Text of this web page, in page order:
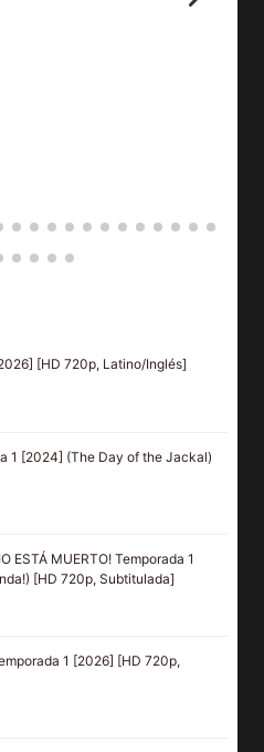
[HD 720p, Latino/Inglés]
1 [2024] (The Day of the Jackal)
ESTÁ MUERTO! Temporada 1
[HD 720p, Subtitulada]
1 [2026] [HD 720p,